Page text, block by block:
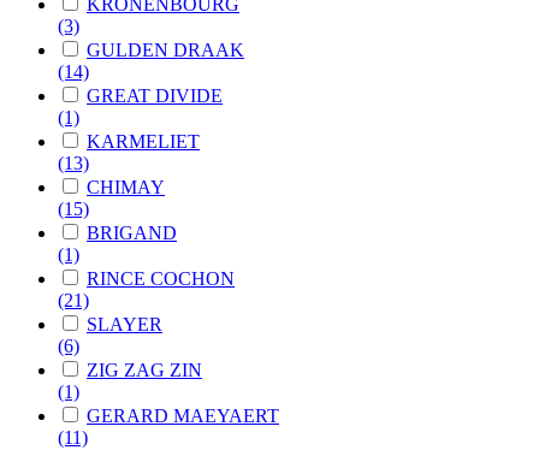
KRONENBOURG
(3)
GULDEN DRAAK
(14)
GREAT DIVIDE
(1)
KARMELIET
(13)
CHIMAY
(15)
BRIGAND
(1)
RINCE COCHON
(21)
SLAYER
(6)
ZIG ZAG ZIN
(1)
GERARD MAEYAERT
(11)